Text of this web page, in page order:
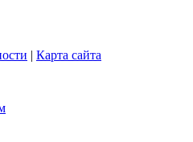
| Карта сайта